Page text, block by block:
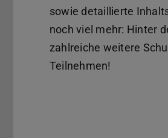
sowie detaillierte
noch viel mehr: Hinter
zahlreiche weitere
Teilnehmen!